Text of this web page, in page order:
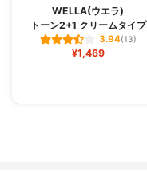
WELLA(ウエラ)
トーン2+1 クリームタイプ
3.94(13)
¥1,469